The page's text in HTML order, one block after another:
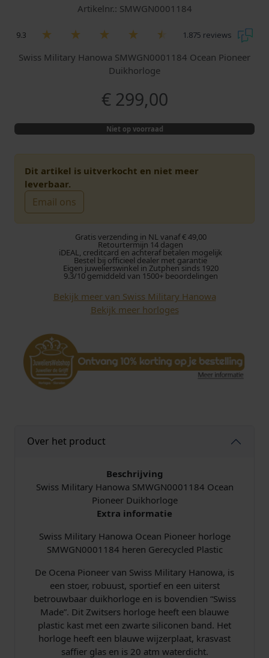
Artikelnr.: SMWGN0001184
9.3 1.875 reviews
Swiss Military Hanowa SMWGN0001184 Ocean Pioneer
Duikhorloge
€299,00
Niet op voorraad
Dit artikel is uitverkocht en niet meer
leverbaar.
Email ons
Gratis verzending in NL vanaf € 49,00
Retourtermijn 14 dagen
iDEAL, creditcard en achteraf betalen mogelijk
Bestel bij officieel dealer met garantie
Eigen juwelierswinkel in Zutphen sinds 1920
9.3/10 gemiddeld van 1500+ beoordelingen
Bekijk meer van Swiss Military Hanowa
Bekijk meer horloges
Over het product
Beschrijving
Swiss Military Hanowa SMWGN0001184 Ocean
Pioneer Duikhorloge
Extra informatie
Swiss Military Hanowa Ocean Pioneer horloge
SMWGN0001184 heren Gerecycled Plastic
De Ocena Pioneer van Swiss Military Hanowa, is
een stoer, robuust, sportief en een uiterst
betrouwbaar duikhorloge en is bovendien “Swiss
Made”. Dit Zwitsers horloge heeft een blauwe
plastic kast met een zwarte siliconen band. Het
horloge heeft een blauwe wijzerplaat, krasvast
saffier glas en is 20 atm waterdicht.